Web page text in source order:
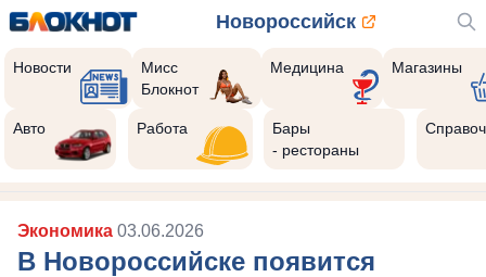
Новороссийск
Новости
Мисс
Блокнот
Медицина Магазины
Авто Работа
Бары
- рестораны
Экономика 03.06.2026
В Новороссийске появится